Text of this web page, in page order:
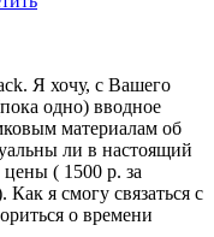
Я хочу, с Вашего
одно) вводное
материалам об
ли в настоящий
( 1500 р. за
Как я смогу связаться с
о времени